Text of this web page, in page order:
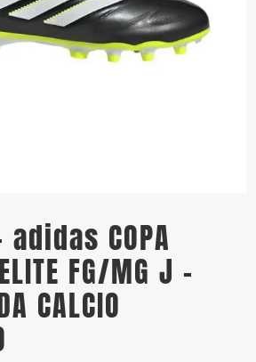
adidas COPA
FG/MG J –
CALCIO